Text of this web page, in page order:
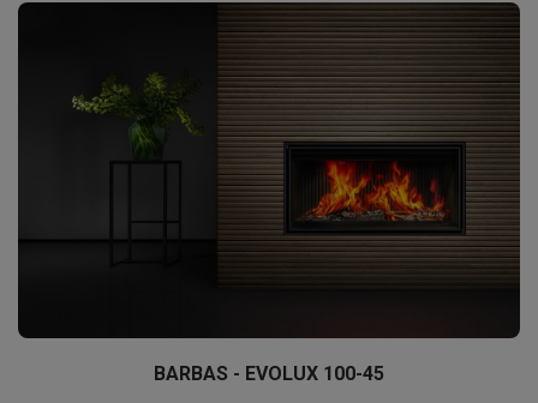
BARBAS - EVOLUX 100-45